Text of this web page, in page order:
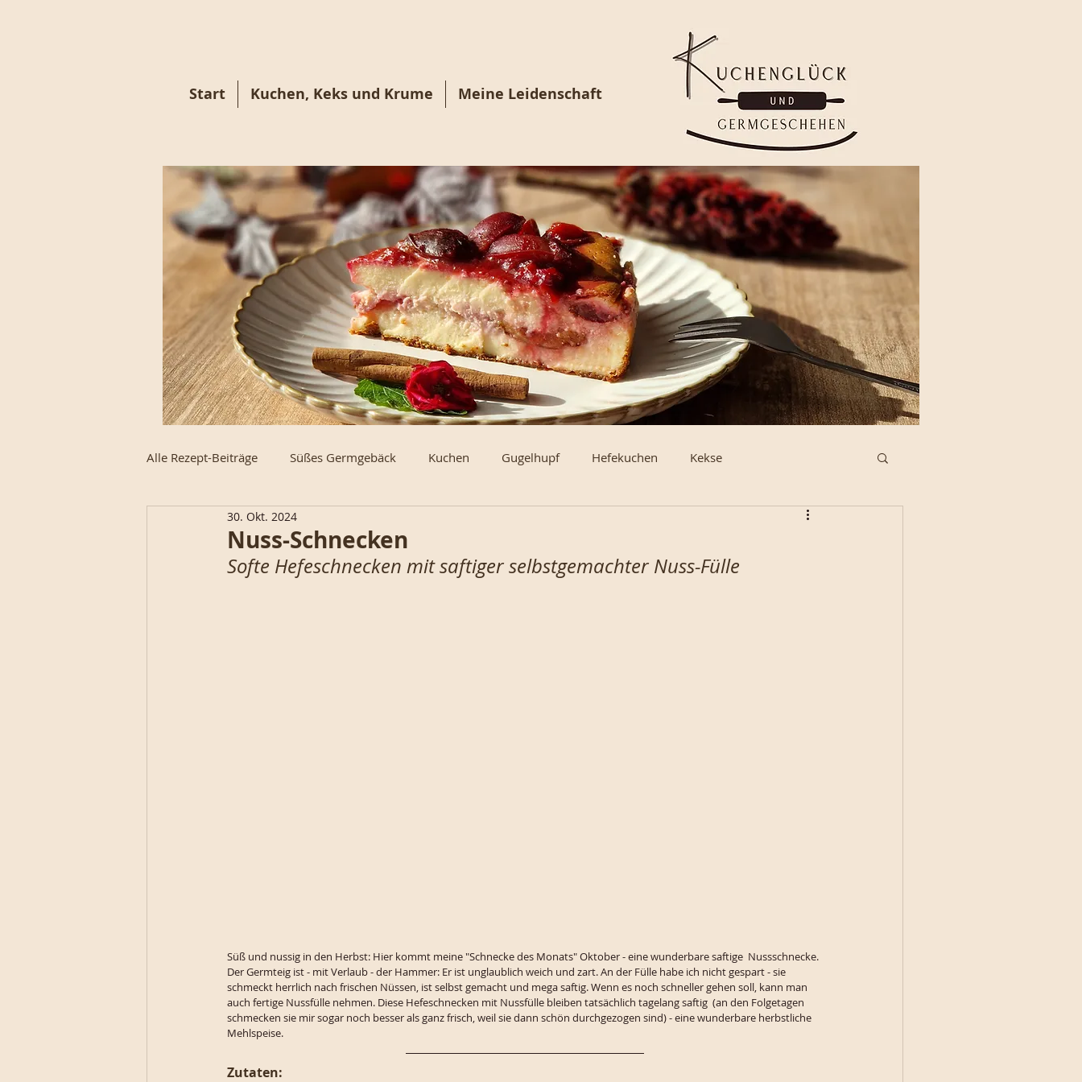
Start Kuchen, Keks und Krume Meine Leidenschaft
Alle Rezept-Beiträge Süßes Germgebäck Kuchen Gugelhupf Hefekuchen Kekse
Schnecke des Monats Kleine Köstlichkeiten
Nuss-Schnecken
30. Okt. 2024
Softe Hefeschnecken mit saftiger selbstgemachter Nuss-Fülle
Süß und nussig in den Herbst: Hier kommt meine "Schnecke des Monats" Oktober - eine wunderbare saftige  Nussschnecke.
Der Germteig ist - mit Verlaub - der Hammer: Er ist unglaublich weich und zart. An der Fülle habe ich nicht gespart - sie
schmeckt herrlich nach frischen Nüssen, ist selbst gemacht und mega saftig. Wenn es noch schneller gehen soll, kann man
auch fertige Nussfülle nehmen. Diese Hefeschnecken mit Nussfülle bleiben tatsächlich tagelang saftig  (an den Folgetagen
schmecken sie mir sogar noch besser als ganz frisch, weil sie dann schön durchgezogen sind) - eine wunderbare herbstliche
Mehlspeise.
Zutaten: